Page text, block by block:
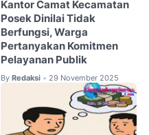
Kantor Camat Kecamatan
Posek Dinilai Tidak
Berfungsi, Warga
Pertanyakan Komitmen
Pelayanan Publik
By Redaksi • 29 November 2025